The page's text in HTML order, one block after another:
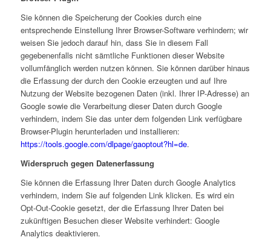
Sie können die Speicherung der Cookies durch eine
entsprechende Einstellung Ihrer Browser-Software verhindern; wir
weisen Sie jedoch darauf hin, dass Sie in diesem Fall
gegebenenfalls nicht sämtliche Funktionen dieser Website
vollumfänglich werden nutzen können. Sie können darüber hinaus
die Erfassung der durch den Cookie erzeugten und auf Ihre
Nutzung der Website bezogenen Daten (inkl. Ihrer IP-Adresse) an
Google sowie die Verarbeitung dieser Daten durch Google
verhindern, indem Sie das unter dem folgenden Link verfügbare
Browser-Plugin herunterladen und installieren:
https://tools.google.com/dlpage/gaoptout?hl=de.
Widerspruch gegen Datenerfassung
Sie können die Erfassung Ihrer Daten durch Google Analytics
verhindern, indem Sie auf folgenden Link klicken. Es wird ein
Opt-Out-Cookie gesetzt, der die Erfassung Ihrer Daten bei
zukünftigen Besuchen dieser Website verhindert: Google
Analytics deaktivieren.